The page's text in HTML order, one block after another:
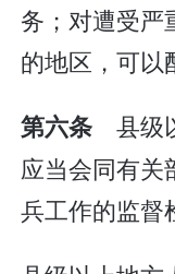
务；对遭受严
的地区，可以
第六条 县级
应当会同有关
兵工作的监督